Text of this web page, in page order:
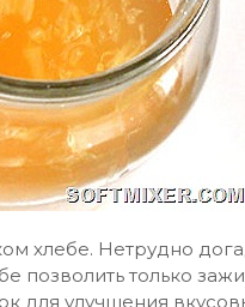
хлебе. Нетрудно
позволить только
для улучшения